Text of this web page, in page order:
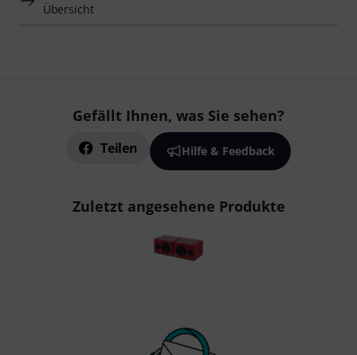
Übersicht
Gefällt Ihnen, was Sie sehen?
Teilen Hilfe & Feedback
Zuletzt angesehene Produkte